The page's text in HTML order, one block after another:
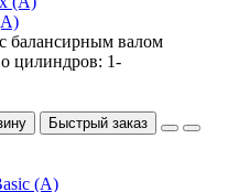
балансирным валом
цилиндров: 1-
Быстрый заказ